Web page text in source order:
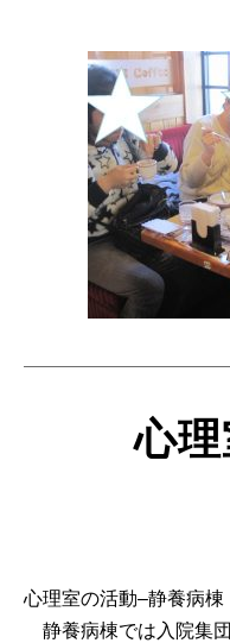
心
心理室の活動–静養病棟
静養病棟では入院集